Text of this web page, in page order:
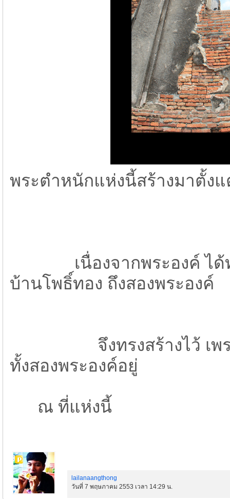
พระตำหนักแห่งนี้สร้างมาตั้ง
เนื่องจากพระองค์ ได้ทร
บ้านโพธิ์ทอง ถึงสองพระองค์
จึงทรงสร้างไว้ เพราะ
ทั้งสองพระองค์อยู่
ณ ที่แห่งนี้
lailanaangthong
วันที่ 7 พฤษภาคม 2553 เวลา 14:29 น.